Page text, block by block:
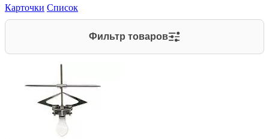
Карточки Список
Фильтр товаров